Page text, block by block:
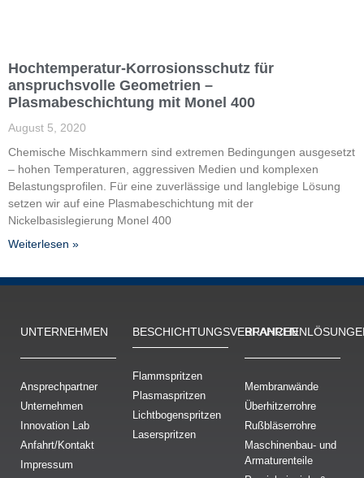
Hochtemperatur-Korrosionsschutz für
anspruchsvolle Geometrien –
Plasmabeschichtung mit Monel 400
August 5, 2020
Chemische Mischkammern sind extremen Bedingungen ausgesetzt
– hohen Temperaturen, aggressiven Medien und komplexen
Belastungsprofilen. Für eine zuverlässige und langlebige Lösung
setzen wir auf eine Plasmabeschichtung mit der
Nickelbasislegierung Monel 400
Weiterlesen »
UNTERNEHMEN
Ansprechpartner
Unternehmen
Innovation Lab
Anfahrt/Kontakt
Impressum
BESCHICH­TUNGS­VERFAHREN
Flammspritzen
Plasmaspritzen
Lichtbogenspritzen
Laserspritzen
Membranwände
Überhitzerrohre
Rußbläserrohre
Maschinenbau- und
Armaturenteile